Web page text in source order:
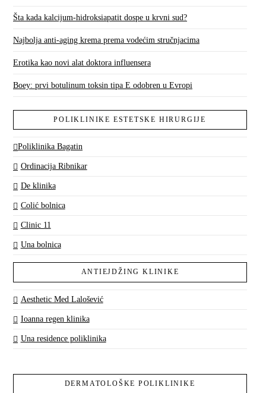
Šta kada kalcijum-hidroksiapatit dospe u krvni sud?
Najbolja anti-aging krema prema vodećim stručnjacima
Erotika kao novi alat doktora influensera
Boey: prvi botulinum toksin tipa E odobren u Evropi
POLIKLINIKE ESTETSKE HIRURGIJE
Poliklinika Bagatin
Ordinacija Ribnikar
De klinika
Colić bolnica
Clinic 11
Una bolnica
ANTIEJDŽING KLINIKE
Aesthetic Med Lalošević
Ioanna regen klinika
Una residence poliklinika
DERMATOLOŠKE POLIKLINIKE